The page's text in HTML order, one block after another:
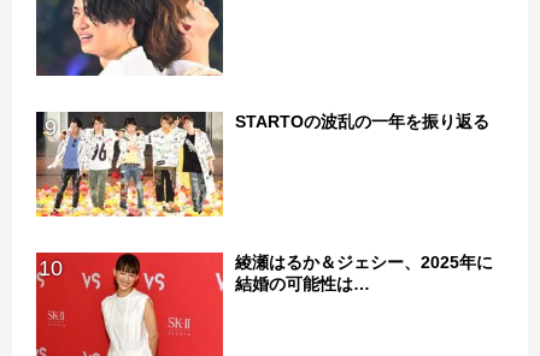
9 STARTOの波乱の一年を振り返る
10
綾瀬はるか＆ジェシー、2025年に
結婚の可能性は…